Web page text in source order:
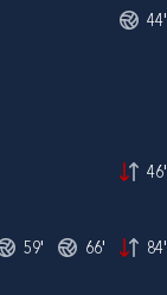
44'
46'
59' 66' 84'